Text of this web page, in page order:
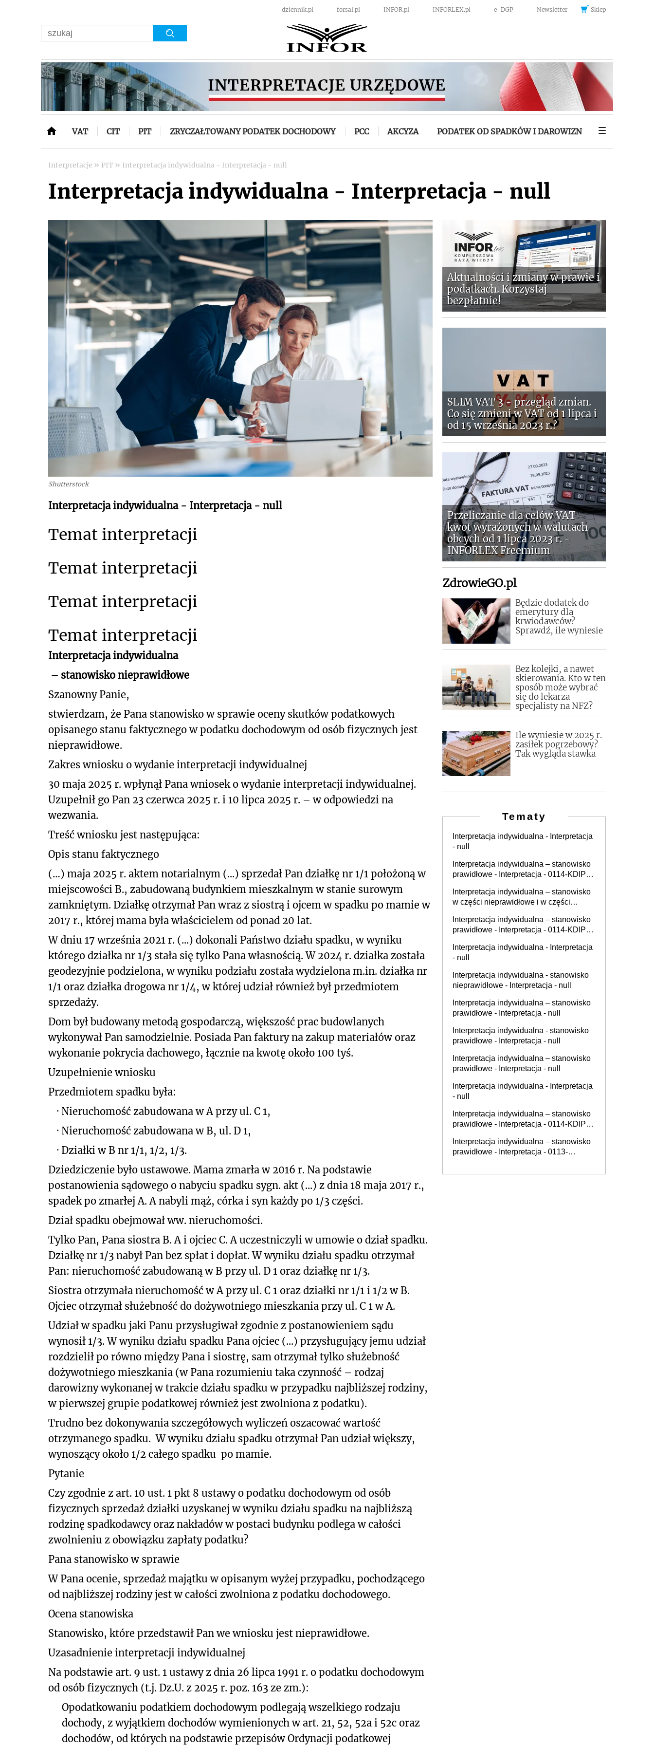
dziennik.pl forsal.pl INFOR.pl INFORLEX.pl e-DGP Newsletter Sklep
VAT CIT PIT ZRYCZAŁTOWANY PODATEK DOCHODOWY PCC AKCYZA PODATEK OD SPADKÓW I DAROWIZN
Interpretacje » PIT » Interpretacja indywidualna - Interpretacja - null
Interpretacja indywidualna - Interpretacja - null
Shutterstock
Interpretacja indywidualna - Interpretacja - null
Temat interpretacji
Temat interpretacji
Temat interpretacji
Temat interpretacji
Interpretacja indywidualna
– stanowisko nieprawidłowe
Szanowny Panie,
stwierdzam, że Pana stanowisko w sprawie oceny skutków podatkowych
opisanego stanu faktycznegow podatku dochodowym od osób fizycznych jest
nieprawidłowe.
Zakres wniosku o wydanie interpretacji indywidualnej
30 maja 2025 r. wpłynął Pana wniosek o wydanie interpretacji indywidualnej.
Uzupełnił go Pan 23 czerwca 2025 r. i 10 lipca 2025 r. – w odpowiedzi na
wezwania.
Treść wniosku jest następująca:
Opis stanu faktycznego
(…) maja 2025 r. aktem notarialnym (...) sprzedał Pan działkę nr 1/1 położoną w
miejscowości B., zabudowaną budynkiem mieszkalnym w stanie surowym
zamkniętym. Działkę otrzymał Pan wraz z siostrą i ojcem w spadku po mamie w
2017 r., której mama była właścicielem od ponad 20 lat.
W dniu 17 września 2021 r. (...) dokonali Państwo działu spadku, w wyniku
którego działka nr 1/3 stała się tylko Pana własnością. W 2024 r. działka została
geodezyjnie podzielona, w wyniku podziału została wydzielona m.in. działka nr
1/1 oraz działka drogowa nr 1/4, w której udział również był przedmiotem
sprzedaży.
Dom był budowany metodą gospodarczą, większość prac budowlanych
wykonywał Pan samodzielnie. Posiada Pan faktury na zakup materiałów oraz
wykonanie pokrycia dachowego, łącznie na kwotę około 100 tyś.
Uzupełnienie wniosku
Przedmiotem spadku była:
· Nieruchomość zabudowana w A przy ul. C 1,
· Nieruchomość zabudowana w B, ul. D 1,
· Działki w B nr 1/1, 1/2, 1/3.
Dziedziczenie było ustawowe. Mama zmarła w 2016 r. Na podstawie
postanowienia sądowego o nabyciu spadku sygn. akt (...) z dnia 18 maja 2017 r.,
spadek po zmarłej A. A nabyli mąż, córka i syn każdy po 1/3 części.
Dział spadku obejmował ww. nieruchomości.
Tylko Pan, Pana siostra B. A i ojciec C. A uczestniczyli w umowie o dział spadku.
Działkę nr 1/3 nabył Pan bez spłat i dopłat. W wyniku działu spadku otrzymał
Pan: nieruchomość zabudowaną w B przy ul. D 1 oraz działkę nr 1/3.
Siostra otrzymała nieruchomość w A przy ul. C 1 oraz działki nr 1/1 i 1/2 w B.
Ojciec otrzymał służebność do dożywotniego mieszkania przy ul. C 1 w A.
Udział w spadku jaki Panu przysługiwał zgodnie z postanowieniem sądu
wynosił 1/3. W wyniku działu spadku Pana ojciec (...) przysługujący jemu udział
rozdzielił po równo między Pana i siostrę, sam otrzymał tylko służebność
dożywotniego mieszkania (w Pana rozumieniu taka czynność – rodzaj
darowizny wykonanej w trakcie działu spadku w przypadku najbliższej rodziny,
w pierwszej grupie podatkowej również jest zwolniona z podatku).
Trudno bez dokonywania szczegółowych wyliczeń oszacować wartość
otrzymanego spadku. W wyniku działu spadku otrzymał Pan udział większy,
wynoszący około 1/2 całego spadku po mamie.
Pytanie
Czyzgodnie z art. 10 ust. 1 pkt 8 ustawy o podatku dochodowym od osób
fizycznych sprzedaż działki uzyskanej w wyniku działu spadku na najbliższą
rodzinę spadkodawcy oraz nakładów w postaci budynku podlega w całości
zwolnieniu z obowiązku zapłaty podatku?
Pana stanowisko w sprawie
W Pana ocenie, sprzedaż majątku w opisanym wyżej przypadku, pochodzącego
od najbliższej rodziny jest w całości zwolniona z podatku dochodowego.
Ocena stanowiska
Stanowisko, które przedstawił Pan we wniosku jest nieprawidłowe.
Uzasadnienie interpretacji indywidualnej
Na podstawie art. 9 ust. 1 ustawy z dnia 26 lipca 1991 r. o podatku dochodowym
od osób fizycznych (t.j. Dz.U. z 2025 r. poz. 163 ze zm.):
Opodatkowaniu podatkiem dochodowym podlegają wszelkiego rodzaju
dochody, z wyjątkiem dochodów wymienionych w art. 21, 52, 52a i 52c oraz
dochodów, od których na podstawie przepisów Ordynacji podatkowej
Aktualności i zmiany w prawie i
podatkach. Korzystaj
bezpłatnie!
SLIM VAT 3 - przegląd zmian.
Co się zmieni w VAT od 1 lipca i
od 15 września 2023 r.?
Przeliczanie dla celów VAT
kwot wyrażonych w walutach
obcych od 1 lipca 2023 r. -
INFORLEX Freemium
ZdrowieGO.pl
Będzie dodatek do
emerytury dla
krwiodawców?
Sprawdź, ile wyniesie
Bez kolejki, a nawet
skierowania. Kto w ten
sposób może wybrać
się do lekarza
specjalisty na NFZ?
Ile wyniesie w 2025 r.
zasiłek pogrzebowy?
Tak wygląda stawka
Tematy
Interpretacja indywidualna - Interpretacja
- null
Interpretacja indywidualna – stanowisko
prawidłowe - Interpretacja - 0114-KDIP1-
Interpretacja indywidualna – stanowisko
w części nieprawidłowe i w części
2.4014.234.2025.4.PB
Interpretacja indywidualna – stanowisko
prawidłowe - Interpretacja - 0114-KDIP4-
Interpretacja indywidualna - Interpretacja
- null
Interpretacja indywidualna - stanowisko
nieprawidłowe - Interpretacja - null
Interpretacja indywidualna – stanowisko
prawidłowe - Interpretacja - null
Interpretacja indywidualna - stanowisko
prawidłowe - Interpretacja - null
Interpretacja indywidualna – stanowisko
prawidłowe - Interpretacja - null
Interpretacja indywidualna - Interpretacja
- null
Interpretacja indywidualna – stanowisko
prawidłowe - Interpretacja - 0114-KDIP1-
Interpretacja indywidualna – stanowisko
prawidłowe - Interpretacja - 0113-